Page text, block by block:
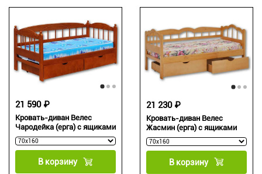
Кровать-диван Велес
Чародейка (ерга) с ящиками
21 590 ₽
В корзину
Кровать-диван Велес
Жасмин (ерга) с ящиками
21 230 ₽
В корзину